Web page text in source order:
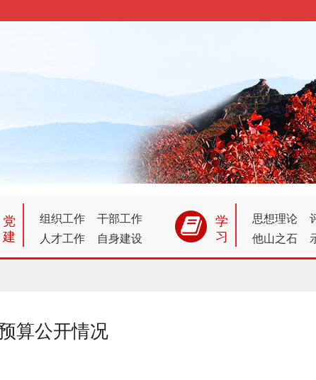
党
建
组织工作
干部工作
人才工作
自身建设
学
习
思想理论
他山之石
算公开情况